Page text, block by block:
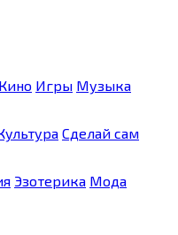
Кино Игры Музыка
Сделай сам
Эзотерика Мода